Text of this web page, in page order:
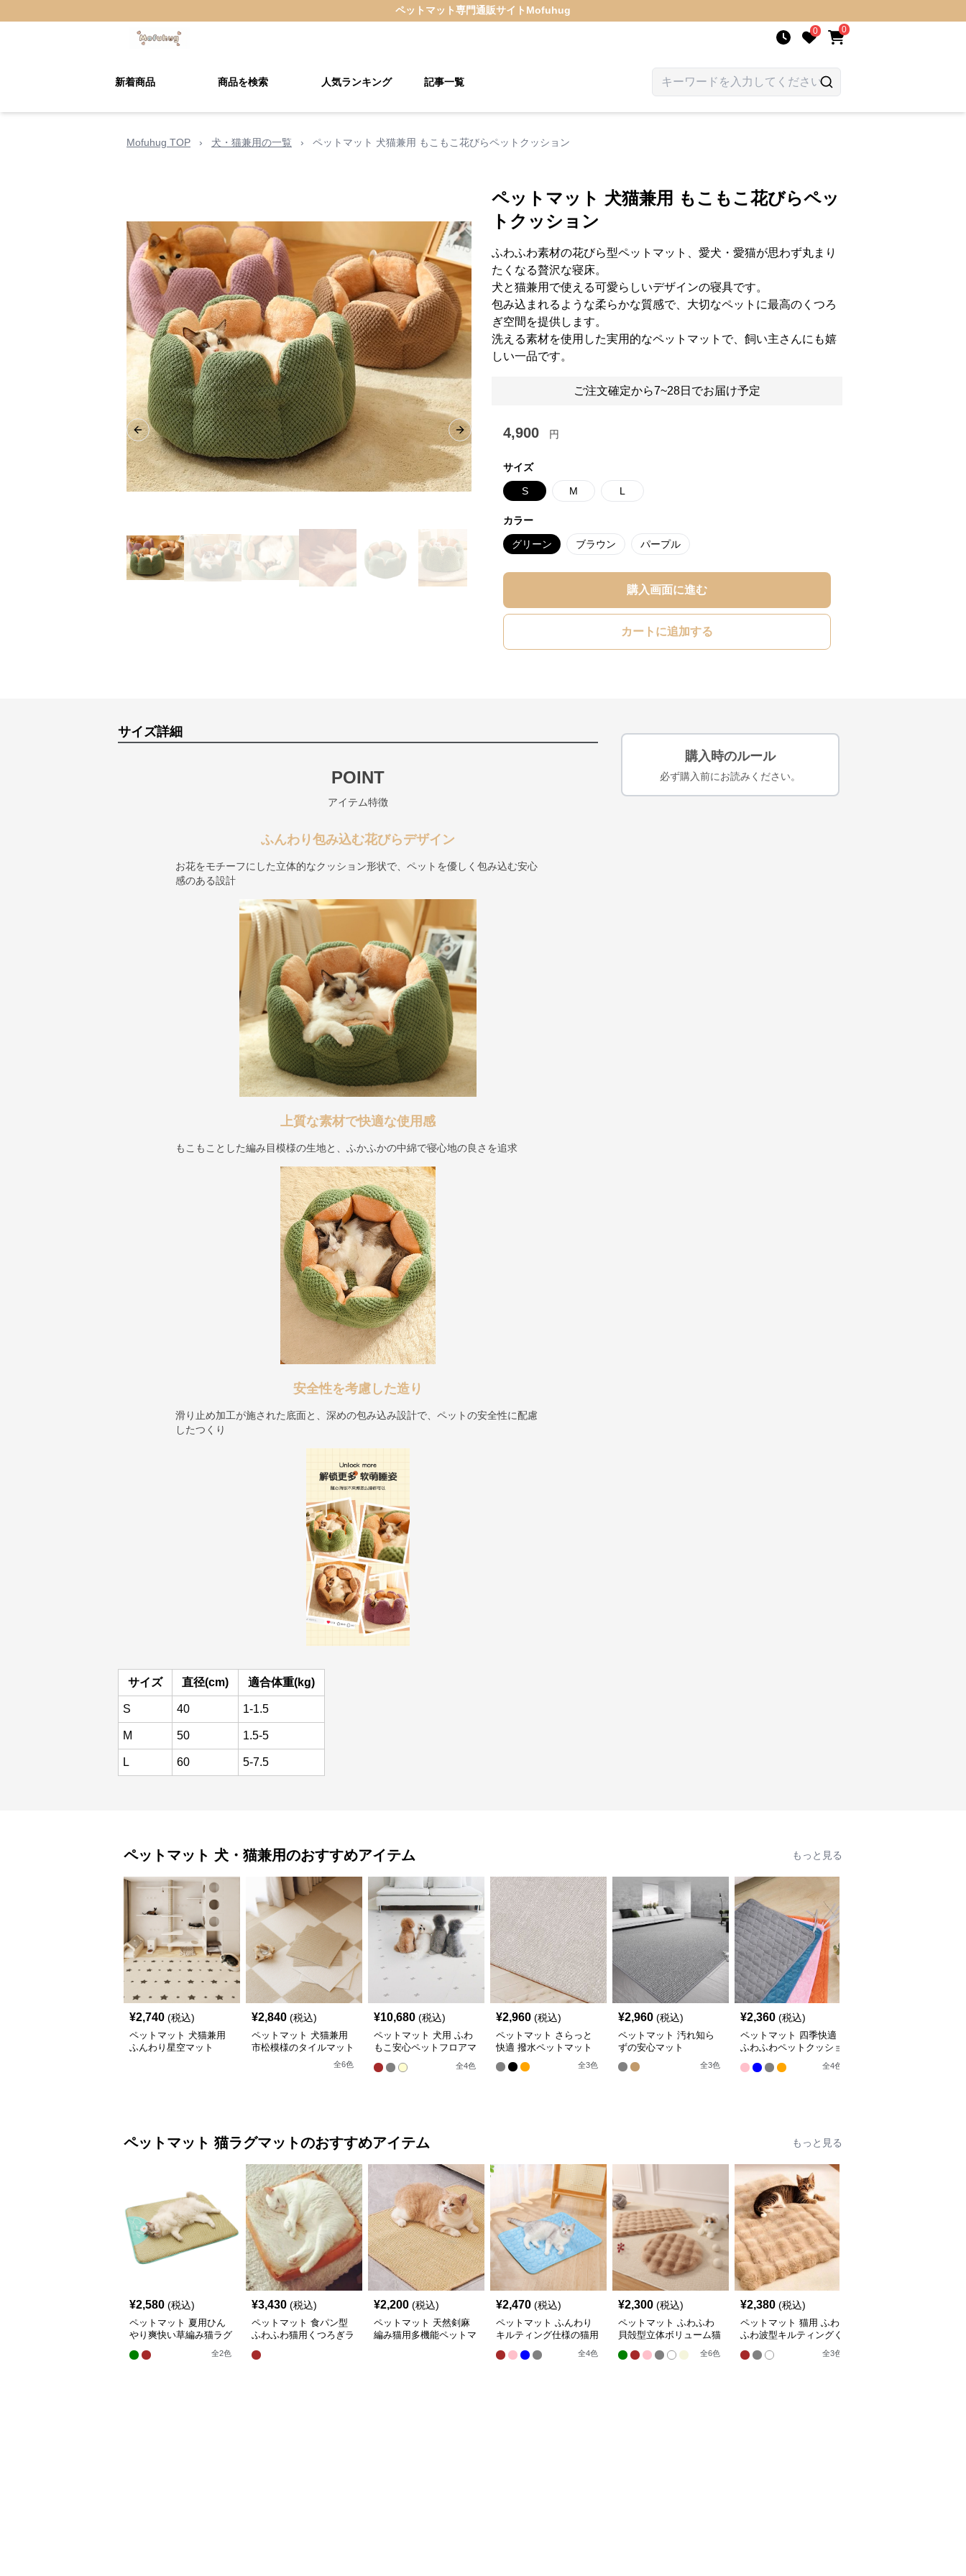
ペットマット専門通販サイト Mofuhug
0 0
新着商品 商品を検索 人気ランキング 記事一覧
Mofuhug TOP › 犬・猫兼用の一覧 › ペットマット 犬猫兼用 もこもこ花びらペットクッション
Previous slide Next slide
ペットマット 犬猫兼用 もこもこ花びらペッ
トクッション
ふわふわ素材の花びら型ペットマット、愛犬・愛猫が思わず丸まり
たくなる贅沢な寝床。
犬と猫兼用で使える可愛らしいデザインの寝具です。
包み込まれるような柔らかな質感で、大切なペットに最高のくつろ
ぎ空間を提供します。
洗える素材を使用した実用的なペットマットで、飼い主さんにも嬉
しい一品です。
ご注文確定から7~28日でお届け予定
4,900 円
サイズ
S M L
カラー
グリーン ブラウン パープル
購入画面に進む
カートに追加する
サイズ詳細
POINT
アイテム特徴
ふんわり包み込む花びらデザイン
お花をモチーフにした立体的なクッション形状で、ペットを優しく包み込む安心
感のある設計
上質な素材で快適な使用感
もこもことした編み目模様の生地と、ふかふかの中綿で寝心地の良さを追求
安全性を考慮した造り
滑り止め加工が施された底面と、深めの包み込み設計で、ペットの安全性に配慮
したつくり
サイズ 直径(cm) 適合体重(kg)
S 40 1-1.5
M 50 1.5-5
L 60 5-7.5
購入時のルール
必ず購入前にお読みください。
ペットマット 犬・猫兼用のおすすめアイテム もっと見る
¥2,740 (税込)
ペットマット 犬猫兼用
ふんわり星空マット
¥2,840 (税込)
ペットマット 犬猫兼用
市松模様のタイルマット
全6色
¥10,680 (税込)
ペットマット 犬用 ふわ
もこ安心ペットフロアマ
全4色
¥2,960 (税込)
ペットマット さらっと
快適 撥水ペットマット
全3色
¥2,960 (税込)
ペットマット 汚れ知ら
ずの安心マット
全3色
¥2,360 (税込)
ペットマット 四季快適
ふわふわペットクッショ
全4色
ペットマット 猫ラグマットのおすすめアイテム もっと見る
¥2,580 (税込)
ペットマット 夏用ひん
やり爽快い草編み猫ラグ
全2色
¥3,430 (税込)
ペットマット 食パン型
ふわふわ猫用くつろぎラ
¥2,200 (税込)
ペットマット 天然剣麻
編み猫用多機能ペットマ
¥2,470 (税込)
ペットマット ふんわり
キルティング仕様の猫用
全4色
¥2,300 (税込)
ペットマット ふわふわ
貝殻型立体ボリューム猫
全6色
¥2,380 (税込)
ペットマット 猫用 ふわ
ふわ波型キルティングく
全3色